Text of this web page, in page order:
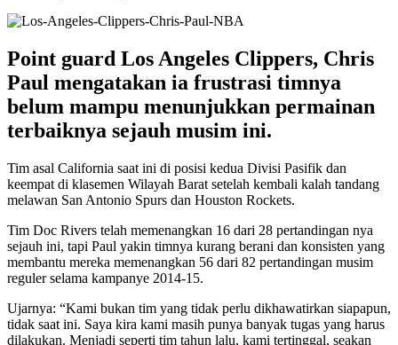
Point guard Los Angeles Clippers, Chris
Paul mengatakan ia frustrasi timnya
belum mampu menunjukkan permainan
terbaiknya sejauh musim ini.
Tim asal California saat ini di posisi kedua Divisi Pasifik dan
keempat di klasemen Wilayah Barat setelah kembali kalah tandang
melawan San Antonio Spurs dan Houston Rockets.
Tim Doc Rivers telah memenangkan 16 dari 28 pertandingan nya
sejauh ini, tapi Paul yakin timnya kurang berani dan konsisten yang
membantu mereka memenangkan 56 dari 82 pertandingan musim
reguler selama kampanye 2014-15.
Ujarnya: “Kami bukan tim yang tidak perlu dikhawatirkan siapapun,
tidak saat ini. Saya kira kami masih punya banyak tugas yang harus
dilakukan. Menjadi seperti tim tahun lalu, kami tertinggal, seakan